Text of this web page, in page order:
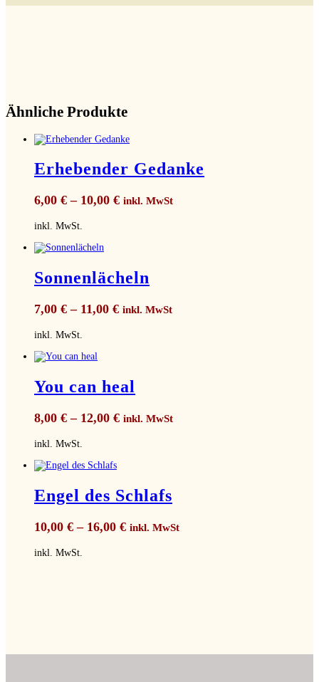
Ähnliche Produkte
Erhebender Gedanke
6,00 € – 10,00 € inkl. MwSt
inkl. MwSt.
Sonnenlächeln
7,00 € – 11,00 € inkl. MwSt
inkl. MwSt.
You can heal
8,00 € – 12,00 € inkl. MwSt
inkl. MwSt.
Engel des Schlafs
10,00 € – 16,00 € inkl. MwSt
inkl. MwSt.